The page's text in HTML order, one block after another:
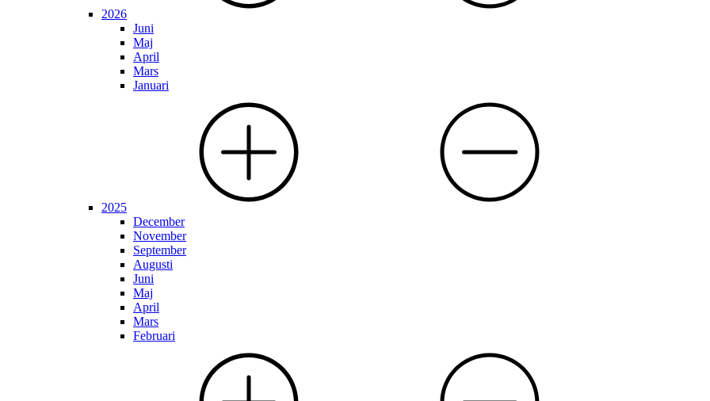
2026
Juni
Maj
April
Mars
Januari
2025
December
November
September
Augusti
Juni
Maj
April
Mars
Februari